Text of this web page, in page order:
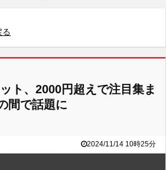
t
る
ト、2000円超えで注目集ま
間で話題に
2024/11/14 10時25分